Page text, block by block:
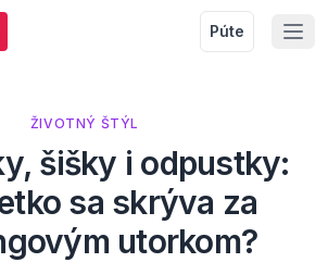
Púte
ŽIVOTNÝ ŠTÝL
šišky i odpustky:
sa skrýva za
utorkom?